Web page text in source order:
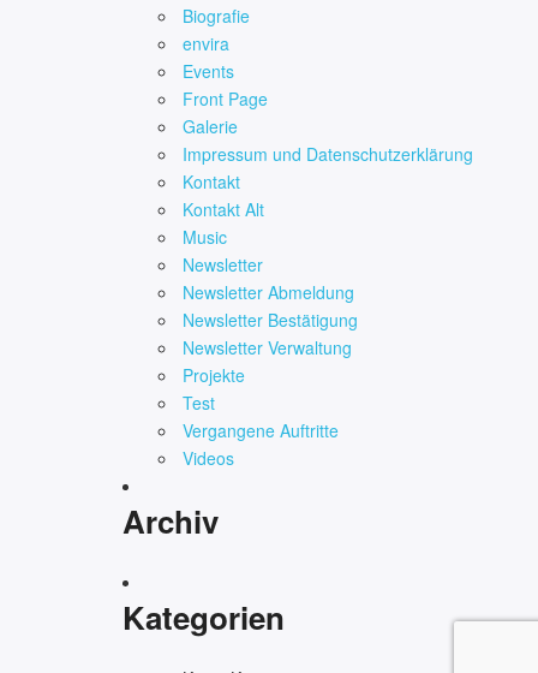
Biografie
envira
Events
Front Page
Galerie
Impressum und Datenschutzerklärung
Kontakt
Kontakt Alt
Music
Newsletter
Newsletter Abmeldung
Newsletter Bestätigung
Newsletter Verwaltung
Projekte
Test
Vergangene Auftritte
Videos
Archiv
Kategorien